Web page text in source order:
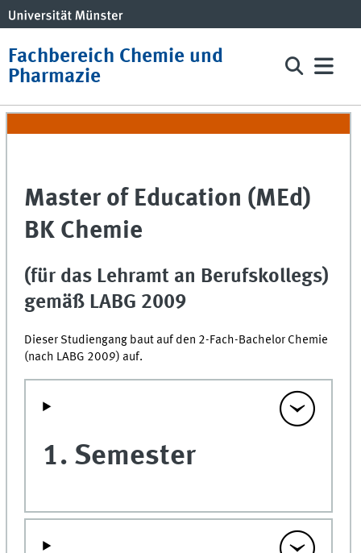
Fachbereich Chemie und
Pharmazie
Master of Education (MEd)
BK Chemie
(für das Lehramt an Berufskollegs)
gemäß LABG 2009
Dieser Studiengang baut auf den 2-Fach-Bachelor Chemie
(nach LABG 2009) auf.
1. Semester